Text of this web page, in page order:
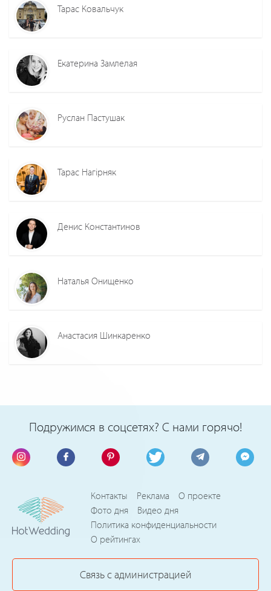
Тарас Ковальчук
Екатерина Замлелая
Руслан Пастушак
Тарас Нагірняк
Денис Константинов
Наталья Онищенко
Анастасия Шинкаренко
Подружимся в соцсетях? С нами горячо!
Контакты Реклама
О проекте
Фото дня
Видео дня
Политика конфиденциальности
О рейтингах
Связь с администрацией